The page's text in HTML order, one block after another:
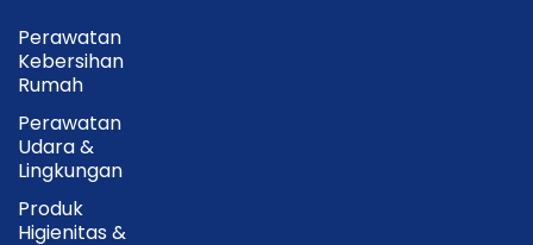
Perawatan
Kebersihan
Rumah
Perawatan
Udara &
Lingkungan
Produk
Higienitas &